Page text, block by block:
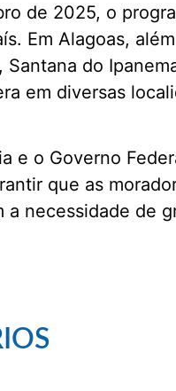
de 2025, o
Em Alagoas,
do
em diversas
e o Governo
que as
a necessidade de